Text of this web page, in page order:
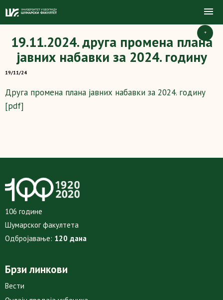
+
19.11.2024. друга промена плана
јавних набавки за 2024. годину
19/11/24
Друга промена плана јавних набавки за 2024. годину
[pdf]
106 године
Шумарског факултета
Одбројавање: 120 дана
Брзи линкови
Вести